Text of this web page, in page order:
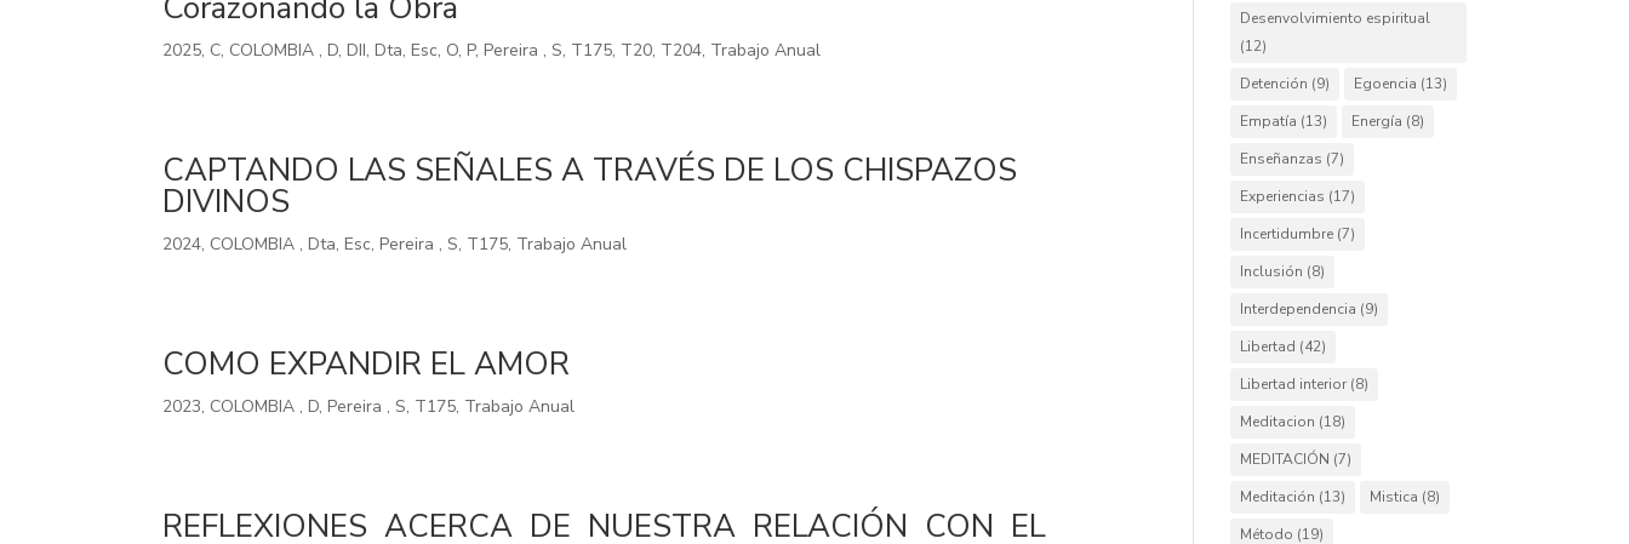
2025, C, COLOMBIA ,D,DII,Dta,Esc, O,P,Pereira ,S, T175, T20, T204, Trabajo Anual
CAPTANDO LAS SEÑALES A TRAVÉS DE LOS CHISPAZOS
DIVINOS
2024, COLOMBIA ,Dta,Esc,Pereira ,S, T175, Trabajo Anual
COMO EXPANDIR EL AMOR
2023, COLOMBIA ,D,Pereira ,S, T175, Trabajo Anual
REFLEXIONES ACERCA DE NUESTRA RELACIÓN CON EL
Desenvolvimiento espiritual
(12)
Detención (9) Egoencia (13)
Empatía (13) Energía (8)
Enseñanzas (7)
Experiencias (17)
Incertidumbre (7)
Inclusión (8)
Interdependencia (9)
Libertad (42)
Libertad interior (8)
Meditacion (18)
MEDITACIÓN (7)
Meditación (13) Mistica (8)
Método (19)